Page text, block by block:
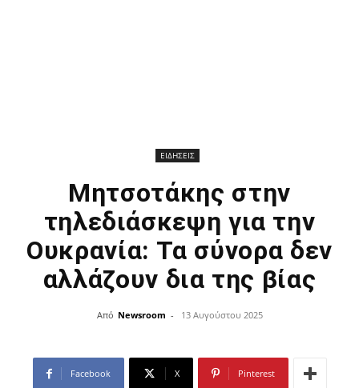
ΕΙΔΗΣΕΙΣ
Μητσοτάκης στην
τηλεδιάσκεψη για την
Ουκρανία: Τα σύνορα δεν
αλλάζουν δια της βίας
Από Newsroom - 13 Αυγούστου 2025
Facebook X Pinterest